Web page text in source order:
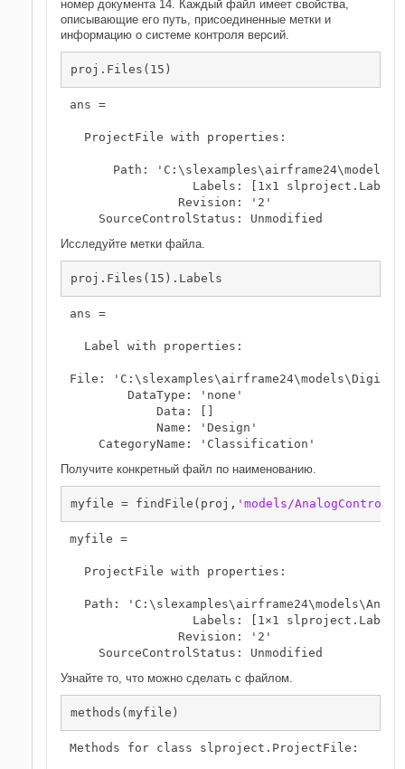
номер документа 14. Каждый файл имеет свойства,
описывающие его путь, присоединенные метки и
информацию о системе контроля версий.
proj.Files(15)
ans =
  ProjectFile with properties:
Path:
                 Labels: [1x1 slproject.Label]
               Revision: '2'
    SourceControlStatus: Unmodified
Исследуйте метки файла.
ans =
  Label with properties:
File:
        DataType: 'none'
            Data: []
            Name: 'Design'
    CategoryName: 'Classification'
Получите конкретный файл по наименованию.
myfile = findFile(proj, 'models/
myfile =
  ProjectFile with properties:
Path:
                 Labels: [1×1 slproject.Label]
               Revision: '2'
Узнайте то, что можно сделать с файлом.
Methods for class slproject.ProjectFile: